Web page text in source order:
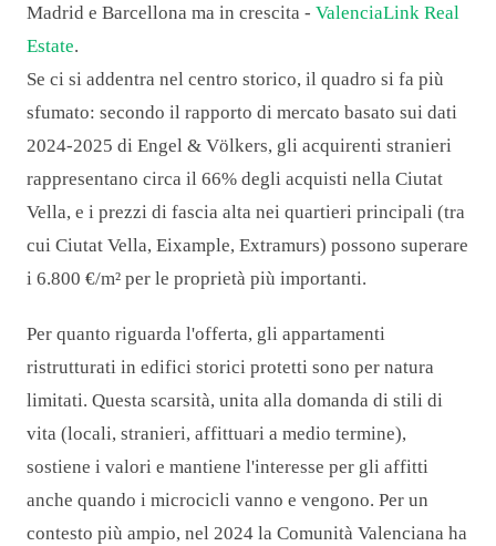
Madrid e Barcellona ma in crescita - ValenciaLink Real
Estate.
Se ci si addentra nel centro storico, il quadro si fa più
sfumato: secondo il rapporto di mercato basato sui dati
2024-2025 di Engel & Völkers, gli acquirenti stranieri
rappresentano circa il 66% degli acquisti nella Ciutat
Vella, e i prezzi di fascia alta nei quartieri principali (tra
cui Ciutat Vella, Eixample, Extramurs) possono superare
i 6.800 €/m² per le proprietà più importanti.
Per quanto riguarda l'offerta, gli appartamenti
ristrutturati in edifici storici protetti sono per natura
limitati. Questa scarsità, unita alla domanda di stili di
vita (locali, stranieri, affittuari a medio termine),
sostiene i valori e mantiene l'interesse per gli affitti
anche quando i microcicli vanno e vengono. Per un
contesto più ampio, nel 2024 la Comunità Valenciana ha